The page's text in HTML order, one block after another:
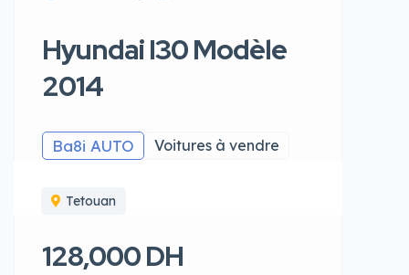
Hyundai I30 Modèle
2014
Ba8i AUTO Voitures à vendre
Tetouan
128,000 DH